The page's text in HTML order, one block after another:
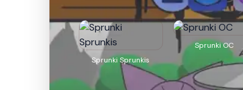
Sprunki Sprunkis
Sprunki OC